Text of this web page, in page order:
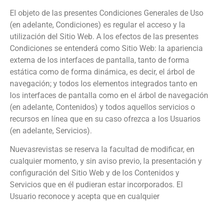
El objeto de las presentes Condiciones Generales de Uso
(en adelante, Condiciones) es regular el acceso y la
utilización del Sitio Web. A los efectos de las presentes
Condiciones se entenderá como Sitio Web: la apariencia
externa de los interfaces de pantalla, tanto de forma
estática como de forma dinámica, es decir, el árbol de
navegación; y todos los elementos integrados tanto en
los interfaces de pantalla como en el árbol de navegación
(en adelante, Contenidos) y todos aquellos servicios o
recursos en línea que en su caso ofrezca a los Usuarios
(en adelante, Servicios).
Nuevasrevistas se reserva la facultad de modificar, en
cualquier momento, y sin aviso previo, la presentación y
configuración del Sitio Web y de los Contenidos y
Servicios que en él pudieran estar incorporados. El
Usuario reconoce y acepta que en cualquier